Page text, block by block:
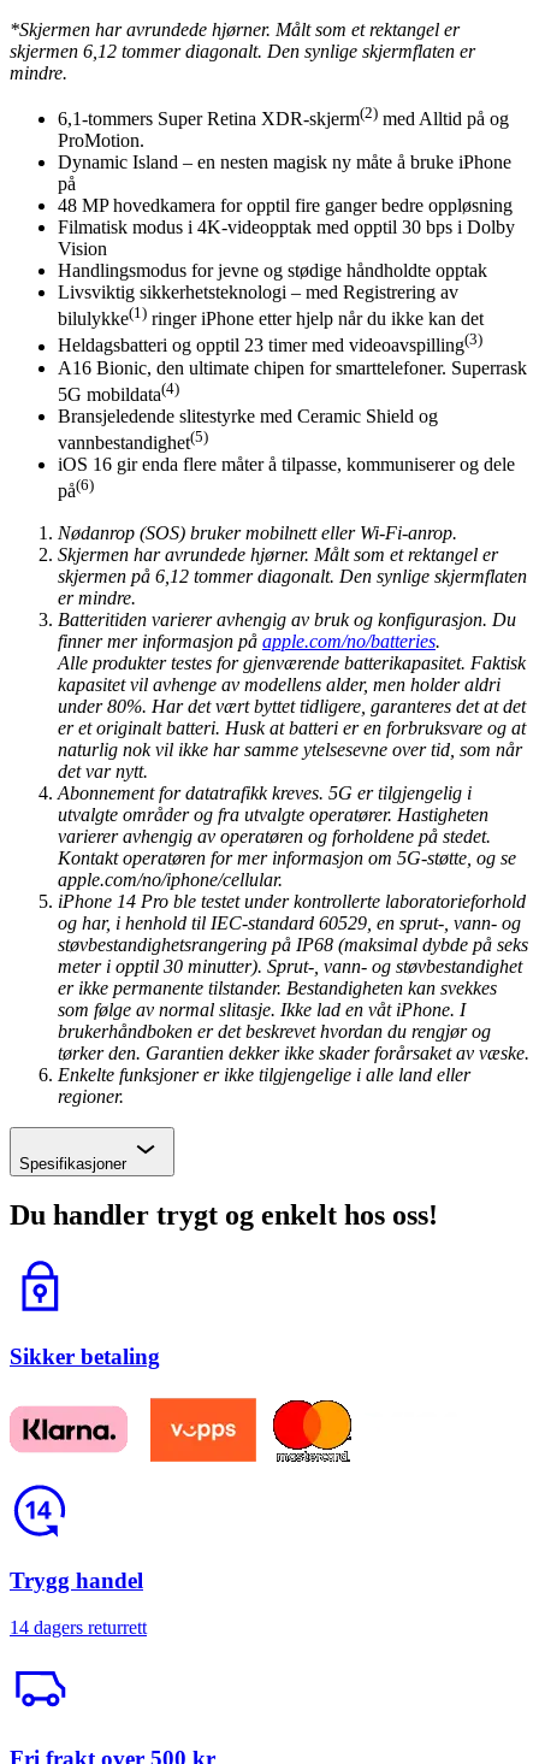
*Skjermen har avrundede hjørner. Målt som et rektangel er
skjermen 6,12 tommer diagonalt. Den synlige skjermflaten er
mindre.
6,1-tommers Super Retina XDR-skjerm(2) med Alltid på og
ProMotion.
Dynamic Island – en nesten magisk ny måte å bruke iPhone
på
48 MP hovedkamera for opptil fire ganger bedre oppløsning
Filmatisk modus i 4K-videopptak med opptil 30 bps i Dolby
Vision
Handlingsmodus for jevne og stødige håndholdte opptak
Livsviktig sikkerhetsteknologi – med Registrering av
bilulykke(1) ringer iPhone etter hjelp når du ikke kan det
Heldagsbatteri og opptil 23 timer med videoavspilling(3)
A16 Bionic, den ultimate chipen for smarttelefoner. Superrask
5G mobildata(4)
Bransjeledende slitestyrke med Ceramic Shield og
vannbestandighet(5)
iOS 16 gir enda flere måter å tilpasse, kommuniserer og dele
på(6)
Nødanrop (SOS) bruker mobilnett eller Wi-Fi-anrop.
Skjermen har avrundede hjørner. Målt som et rektangel er
skjermen på 6,12 tommer diagonalt. Den synlige skjermflaten
er mindre.
Batteritiden varierer avhengig av bruk og konfigurasjon. Du
finner mer informasjon på apple.com/no/batteries.
Alle produkter testes for gjenværende batterikapasitet. Faktisk
kapasitet vil avhenge av modellens alder, men holder aldri
under 80%. Har det vært byttet tidligere, garanteres det at det
er et originalt batteri. Husk at batteri er en forbruksvare og at
naturlig nok vil ikke har samme ytelsesevne over tid, som når
det var nytt.
Abonnement for datatrafikk kreves. 5G er tilgjengelig i
utvalgte områder og fra utvalgte operatører. Hastigheten
varierer avhengig av operatøren og forholdene på stedet.
Kontakt operatøren for mer informasjon om 5G-støtte, og se
apple.com/no/iphone/cellular.
iPhone 14 Pro ble testet under kontrollerte laboratorieforhold
og har, i henhold til IEC-standard 60529, en sprut-, vann- og
støvbestandighetsrangering på IP68 (maksimal dybde på seks
meter i opptil 30 minutter). Sprut-, vann- og støvbestandighet
er ikke permanente tilstander. Bestandigheten kan svekkes
som følge av normal slitasje. Ikke lad en våt iPhone. I
brukerhåndboken er det beskrevet hvordan du rengjør og
tørker den. Garantien dekker ikke skader forårsaket av væske.
Enkelte funksjoner er ikke tilgjengelige i alle land eller
regioner.
Spesifikasjoner
Du handler trygt og enkelt hos oss!
Sikker betaling
Trygg handel
14 dagers returrett
Fri frakt over 500 kr